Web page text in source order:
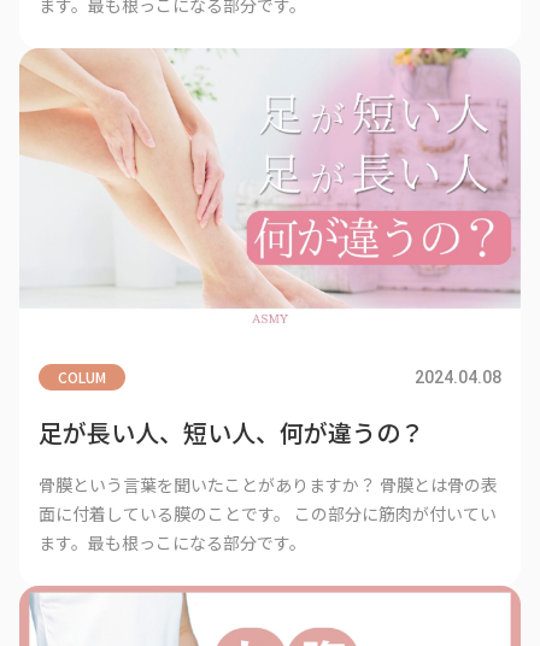
ます。最も根っこになる部分です。
COLUM 2024.04.08
足が長い人、短い人、何が違うの？
骨膜という言葉を聞いたことがありますか？ 骨膜とは骨の表
面に付着している膜のことです。 この部分に筋肉が付いてい
ます。最も根っこになる部分です。